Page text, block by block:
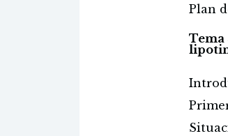
Plan
Tema